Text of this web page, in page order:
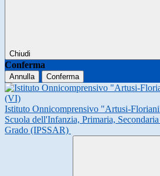
Chiudi
Conferma
Annulla Conferma
Istituto Onnicomprensivo "Artusi-
Scuola dell'Infanzia, Primaria,
Grado (IPSSAR)